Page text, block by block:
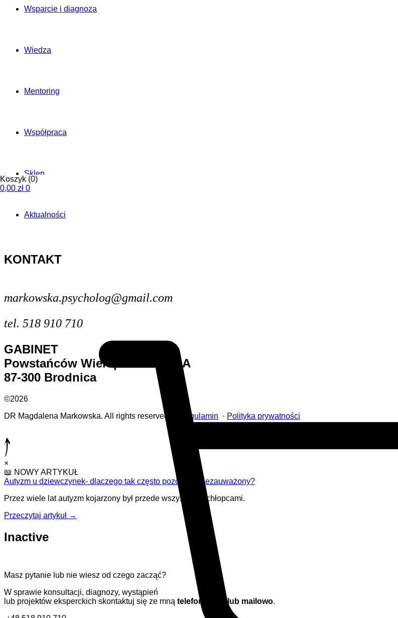
Koszyk (0)
0,00 zł 0
Wsparcie i diagnoza
Wiedza
Mentoring
Współpraca
Sklep
Aktualności
KONTAKT
markowska.psycholog@gmail.com
tel. 518 910 710
GABINET
Powstańców Wielopolskich 10 A
87-300 Brodnica
©2026
DR Magdalena Markowska. All rights reserved. ·
Regulamin · Polityka prywatności
×
📖 NOWY ARTYKUŁ
Autyzm u dziewczynek- dlaczego tak często pozostaje niezauważony?
Przez wiele lat autyzm kojarzony był przede wszystkim z chłopcami.
Przeczytaj artykuł →
Inactive
Masz pytanie lub nie wiesz od czego zacząć?
W sprawie konsultacji, diagnozy, wystąpień
lub projektów eksperckich skontaktuj się ze mną telefonicznie lub mailowo.